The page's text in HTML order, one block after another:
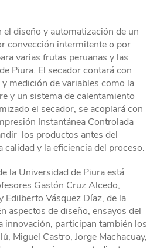
el diseño y automatización de un
convección intermitente o por
varias frutas peruanas y las
Piura. El secador contará con
medición de variables como la
y un sistema de calentamiento
el secador, se acoplará con
Instantánea Controlada
los productos antes del
calidad y la eficiencia del proceso.
la Universidad de Piura está
Gastón Cruz Alcedo,
Edilberto Vásquez Díaz, de la
aspectos de diseño, ensayos del
innovación, participan también los
Miguel Castro, Jorge Machacuay,